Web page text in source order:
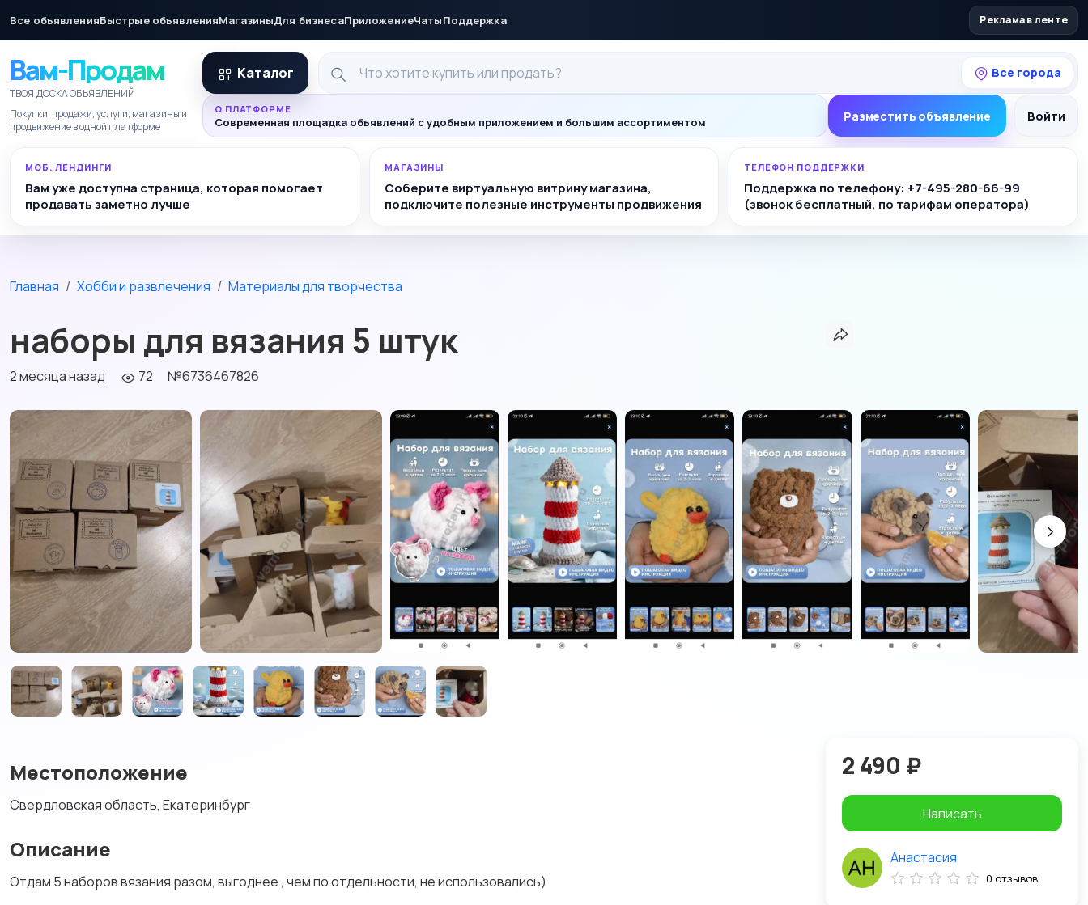
Все объявленияБыстрые объявленияМагазиныДля бизнесаПриложениеЧатыПоддержка Реклама в ленте
Вам-Продам
ТВОЯ ДОСКА ОБЪЯВЛЕНИЙ
Покупки, продажи, услуги, магазины и
продвижение в одной платформе
Каталог Все города
О ПЛАТФОРМЕ
Современная площадка объявлений с удобным приложением и большим ассортиментом Разместить объявление Войти
МОБ. ЛЕНДИНГИ
Вам уже доступна страница, которая помогает
продавать заметно лучше
МАГАЗИНЫ
Соберите виртуальную витрину магазина,
подключите полезные инструменты продвижения
ТЕЛЕФОН ПОДДЕРЖКИ
Поддержка по телефону: +7-495-280-66-99
(звонок бесплатный, по тарифам оператора)
Главная Хобби и развлечения Материалы для творчества
наборы для вязания 5 штук
2 месяца назад 72 №6736467826
Местоположение
Свердловская область, Екатеринбург
Описание
Отдам 5 наборов вязания разом, выгоднее , чем по отдельности, не использовались)
2 490 ₽
Написать
Анастасия
0 отзывов